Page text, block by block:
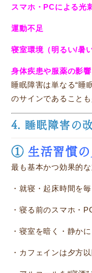
スマホ・PCによる光
運動不足
寝室環境（明るい/暑
身体疾患や服薬の影響
睡眠障害は単なる“睡
のサインであること
4. 睡眠障害の
① 生活習慣の
最も基本かつ効果的な
・就寝・起床時間を
・寝る前のスマホ・
・寝室を暗く・静か
・カフェインは夕方